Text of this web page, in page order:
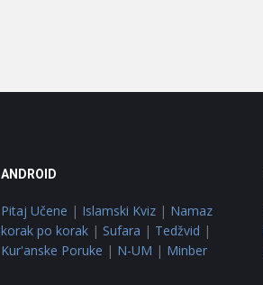
ANDROID
Pitaj Učene | Islamski Kviz| Namaz
korak po korak| Sufara | Tedžvid |
Kur'anske Poruke | N-UM | Minber